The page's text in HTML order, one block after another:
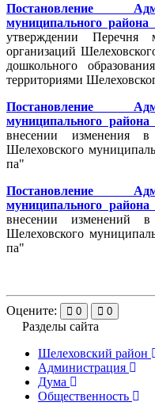
Постановление
муниципального
утверждении Перечня
организаций
дошкольного
территориями
Постановление
муниципального
внесении изменения в
Шелеховского
па"
Постановление
муниципального
внесении изменений в
Шелеховского
па"
Оцените: 0 0
Разделы сайта
Шелеховский район
Администрация
Дума
Общественность